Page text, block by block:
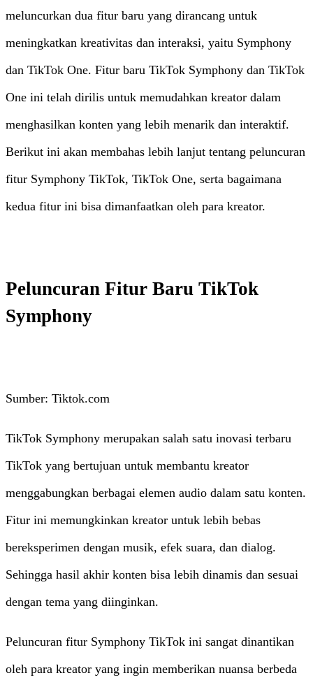
meluncurkan dua fitur baru yang dirancang untuk
meningkatkan kreativitas dan interaksi, yaitu Symphony
dan TikTok One. Fitur baru TikTok Symphony dan TikTok
One ini telah dirilis untuk memudahkan kreator dalam
menghasilkan konten yang lebih menarik dan interaktif.
Berikut ini akan membahas lebih lanjut tentang peluncuran
fitur Symphony TikTok, TikTok One, serta bagaimana
kedua fitur ini bisa dimanfaatkan oleh para kreator.
Peluncuran Fitur Baru TikTok
Symphony
Sumber: Tiktok.com
TikTok Symphony merupakan salah satu inovasi terbaru
TikTok yang bertujuan untuk membantu kreator
menggabungkan berbagai elemen audio dalam satu konten.
Fitur ini memungkinkan kreator untuk lebih bebas
bereksperimen dengan musik, efek suara, dan dialog.
Sehingga hasil akhir konten bisa lebih dinamis dan sesuai
dengan tema yang diinginkan.
Peluncuran fitur Symphony TikTok ini sangat dinantikan
oleh para kreator yang ingin memberikan nuansa berbeda